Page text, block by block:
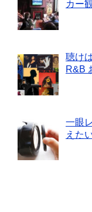
カー
聴け
R&B
一眼
えた